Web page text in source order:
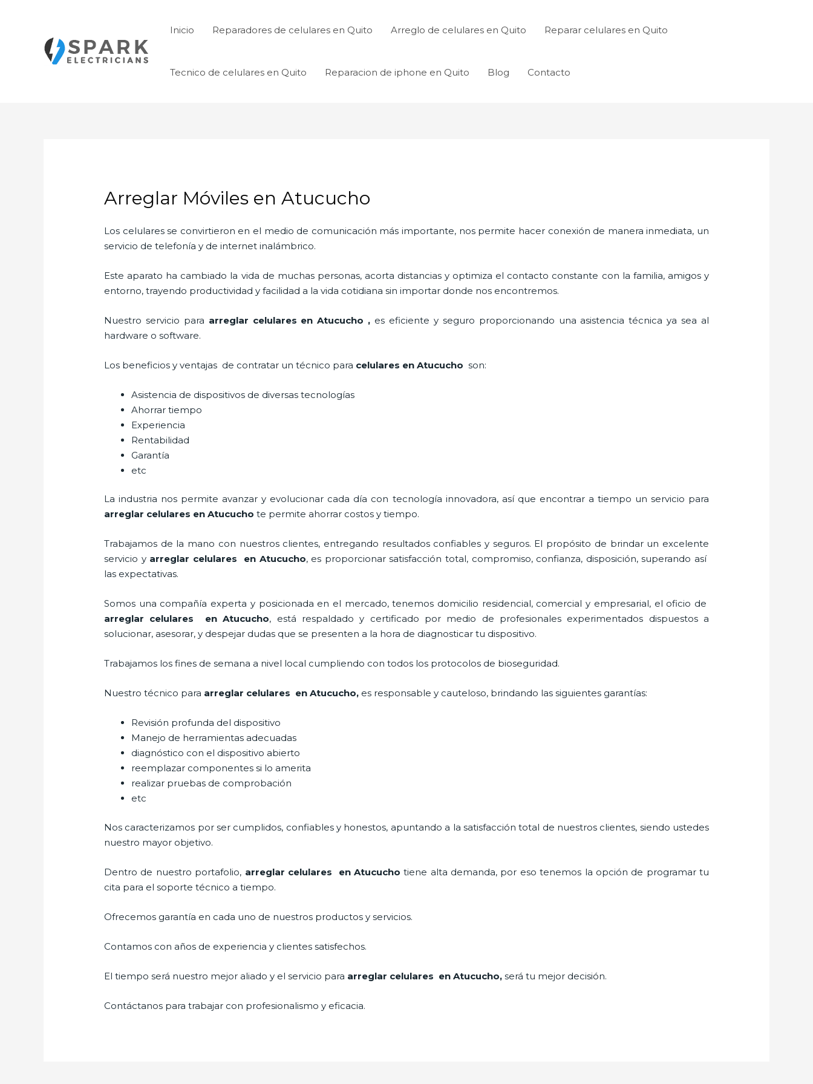
Inicio Reparadores de celulares en Quito Arreglo de celulares en Quito Reparar celulares en Quito
Tecnico de celulares en Quito Reparacion de iphone en Quito Blog Contacto
Arreglar Móviles en Atucucho
Los celulares se convirtieron en el medio de comunicación más importante, nos permite hacer conexión de manera inmediata, un
servicio de telefonía y de internet inalámbrico.
Este aparato ha cambiado la vida de muchas personas, acorta distancias y optimiza el contacto constante con la familia, amigos y
entorno, trayendo productividad y facilidad a la vida cotidiana sin importar donde nos encontremos.
Nuestro servicio para arreglar celulares en Atucucho , es eficiente y seguro proporcionando una asistencia técnica ya sea al
hardware o software.
Los beneficios y ventajas de contratar un técnico para celulares en Atucuchoson:
Asistencia de dispositivos de diversas tecnologías
Ahorrar tiempo
Experiencia
Rentabilidad
Garantía
etc
La industria nos permite avanzar y evolucionar cada día con tecnología innovadora, así que encontrar a tiempo un servicio para
arreglar celulares en Atucucho te permite ahorrar costos y tiempo.
Trabajamos de la mano con nuestros clientes, entregando resultados confiables y seguros. El propósito de brindar un excelente
servicio y arreglar celulares en Atucucho, es proporcionar satisfacción total, compromiso, confianza, disposición, superando así
las expectativas.
Somos una compañía experta y posicionada en el mercado, tenemos domicilio residencial, comercial y empresarial, el oficio de
arreglar celulares en Atucucho, está respaldado y certificado por medio de profesionales experimentados dispuestos a
solucionar, asesorar, y despejar dudas que se presenten a la hora de diagnosticar tu dispositivo.
Trabajamos los fines de semana a nivel local cumpliendo con todos los protocolos de bioseguridad.
Nuestro técnico para arreglar celulares en Atucucho, es responsable y cauteloso, brindando las siguientes garantías:
Revisión profunda del dispositivo
Manejo de herramientas adecuadas
diagnóstico con el dispositivo abierto
reemplazar componentes si lo amerita
realizar pruebas de comprobación
etc
Nos caracterizamos por ser cumplidos, confiables y honestos, apuntando a la satisfacción total de nuestros clientes, siendo ustedes
nuestro mayor objetivo.
Dentro de nuestro portafolio, arreglar celulares en Atucucho tiene alta demanda, por eso tenemos la opción de programar tu
cita para el soporte técnico a tiempo.
Ofrecemos garantía en cada uno de nuestros productos y servicios.
Contamos con años de experiencia y clientes satisfechos.
El tiempo será nuestro mejor aliado y el servicio para arreglar celulares en Atucucho,será tu mejor decisión.
Contáctanos para trabajar con profesionalismo y eficacia.